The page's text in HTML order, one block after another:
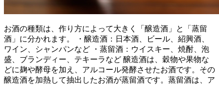
お酒の種類は、作り方によって大きく「醸造酒」と「蒸留
酒」に分かれます。 ・醸造酒：日本酒、ビール、紹興酒、
ワイン、シャンパンなど ・蒸留酒：ウイスキー、焼酎、泡
盛、ブランディー、テキーラなど 醸造酒は、穀物や果物な
どに麹や酵母を加え、アルコール発酵させたお酒です。その
醸造酒を加熱して抽出したお酒が蒸留酒です。蒸留酒は、ア